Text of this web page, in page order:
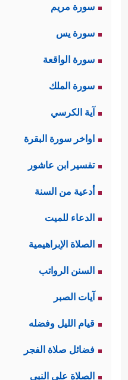
سورة مريم
سورة يس
سورة الواقعة
سورة الملك
آية الكرسي
اواخر سورة البقرة
تفسير ابن عاشور
أدعية من السنة
الدعاء للميت
الصلاة الإبراهيمية
السنن الرواتب
آيات الصبر
قيام الليل وفضله
فضائل صلاة الفجر
الصلاة على النبي